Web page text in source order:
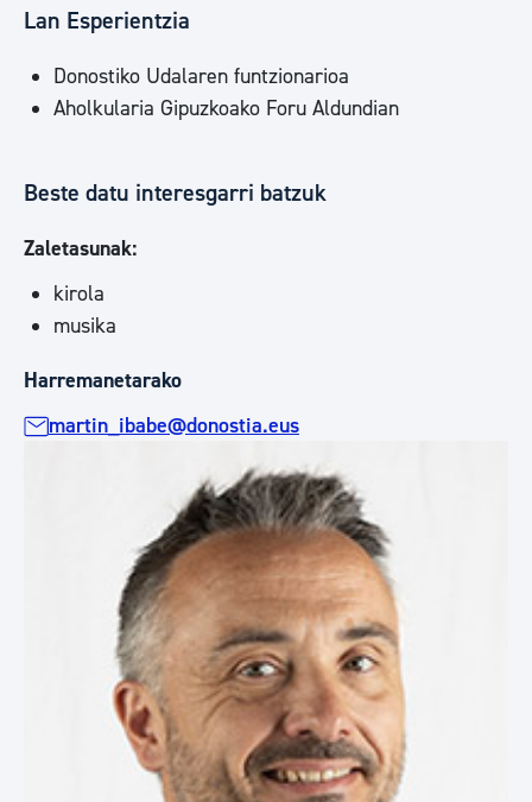
Lan Esperientzia
Donostiko Udalaren funtzionarioa
Aholkularia Gipuzkoako Foru Aldundian
Beste datu interesgarri batzuk
Zaletasunak:
kirola
musika
Harremanetarako
martin_ibabe@donostia.eus